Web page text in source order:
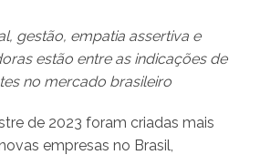
gestão, empatia assertiva e
estão entre as indicações de
no mercado brasileiro
de 2023 foram criadas mais
empresas no Brasil,